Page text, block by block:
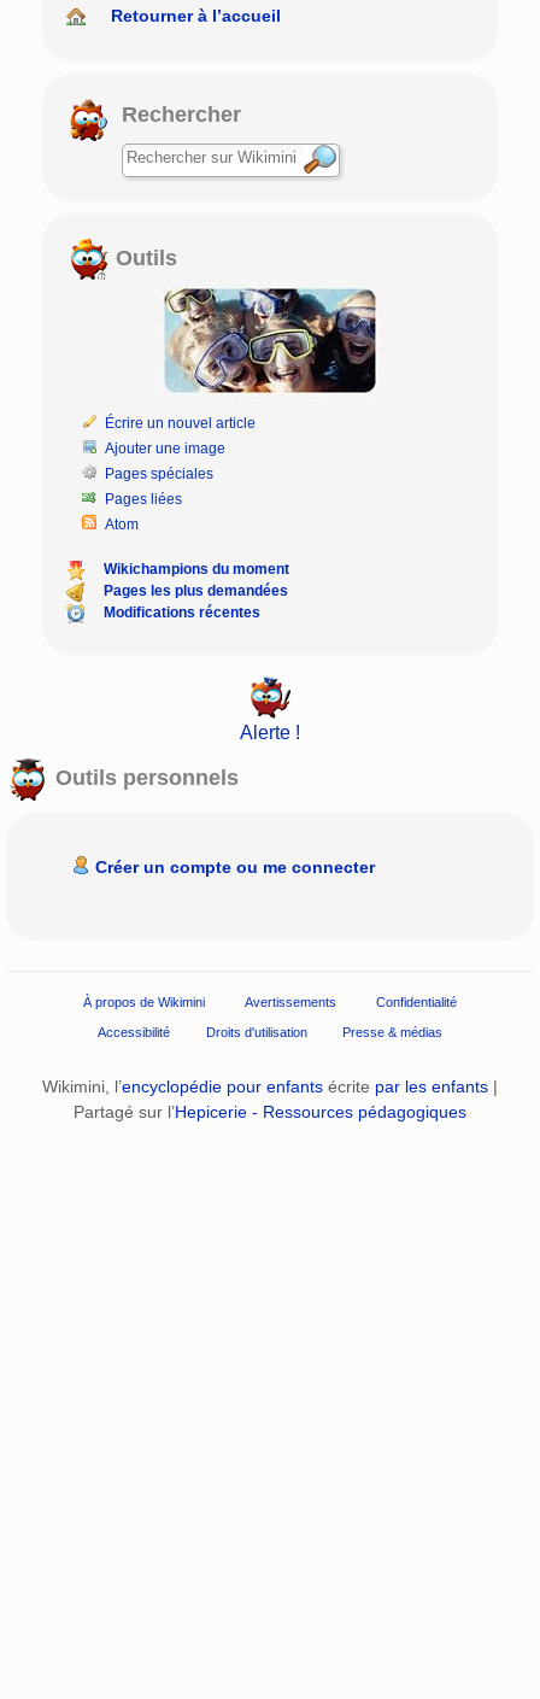
Retourner à l’accueil
Rechercher
Outils
Écrire un nouvel article
Ajouter une image
Pages spéciales
Pages liées
Atom
Wikichampions du moment
Pages les plus demandées
Modifications récentes
Alerte !
Outils personnels
Créer un compte ou me connecter
À propos de Wikimini Avertissements Confidentialité
Accessibilité Droits d'utilisation Presse & médias
Wikimini, l’encyclopédie pour enfants écrite par les enfants |
Partagé sur l’Hepicerie - Ressources pédagogiques